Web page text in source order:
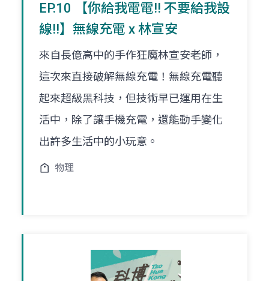
EP.10 【你給我電電!! 不要給我設
線!!】無線充電 x 林宣安
來自長億高中的手作狂魔林宣安老師，
這次來直接破解無線充電！無線充電聽
起來超級黑科技，但技術早已運用在生
活中，除了讓手機充電，還能動手變化
出許多生活中的小玩意。
物理